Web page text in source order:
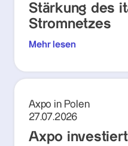
Stärkung des
Stromnetzes
Mehr lesen
Axpo in Polen
27.07.2026
Axpo